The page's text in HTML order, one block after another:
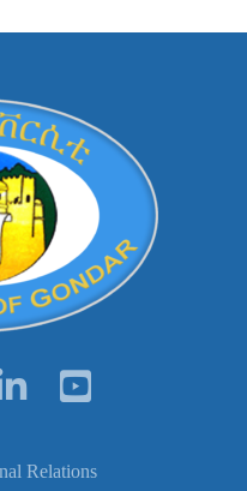
Relations